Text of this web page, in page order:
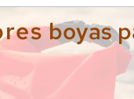
boyas